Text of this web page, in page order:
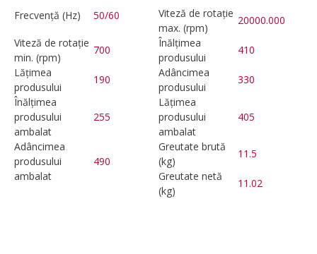
Frecvență (Hz) 50/60
Viteză de rotație
max. (rpm)
20000.000
Viteză de rotație
min. (rpm)
700
Înălțimea
produsului
410
Lățimea
produsului
190
Adâncimea
produsului
330
Înălțimea
produsului
ambalat
255
Lățimea
produsului
ambalat
405
Adâncimea
produsului
ambalat
490
Greutate brută
(kg)
11.5
Greutate netă
(kg)
11.02